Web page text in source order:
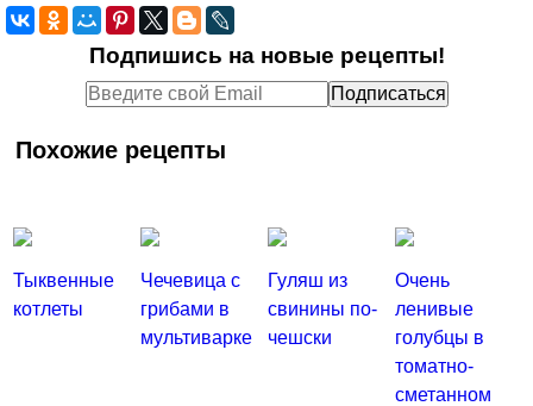
Подпишись на новые рецепты!
Похожие рецепты
Тыквенные
котлеты
Чечевица с
грибами в
мультиварке
Гуляш из
свинины по-
чешски
Очень
ленивые
голубцы в
томатно-
сметанном